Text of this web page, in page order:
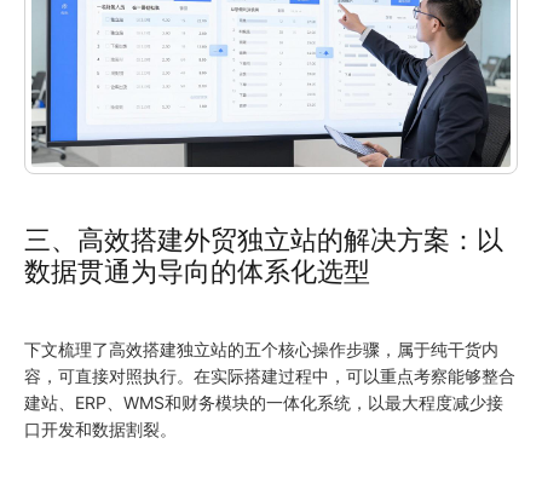
三、高效搭建外贸独立站的解决方案：以
数据贯通为导向的体系化选型
下文梳理了高效搭建独立站的五个核心操作步骤，属于纯干货内
容，可直接对照执行。在实际搭建过程中，可以重点考察能够整合
建站、ERP、WMS和财务模块的一体化系统，以最大程度减少接
口开发和数据割裂。